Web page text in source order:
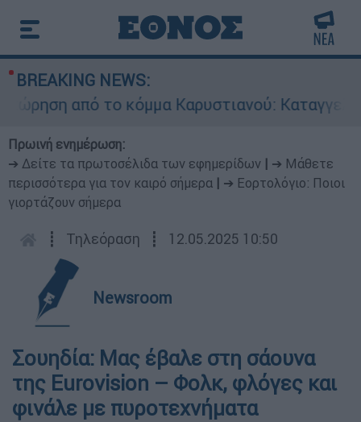
BREAKING NEWS:
από το κόμμα Καρυστιανού: Καταγγελίες
Πρωινή ενημέρωση:
➔ Δείτε τα πρωτοσέλιδα των εφημερίδων
➔ Μάθετε
περισσότερα για τον καιρό σήμερα
➔ Εορτολόγιο: Ποιοι
γιορτάζουν σήμερα
┋ Τηλεόραση ┋ 12.05.2025 10:50
Newsroom
Σουηδία: Μας έβαλε στη σάουνα
της Eurovision – Φολκ, φλόγες και
φινάλε με πυροτεχνήματα